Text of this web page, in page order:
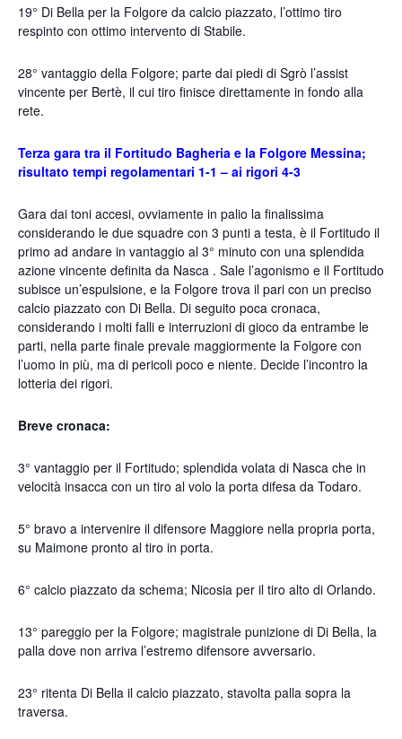
19° Di Bella per la Folgore da calcio piazzato, l’ottimo tiro
respinto con ottimo intervento di Stabile.
28° vantaggio della Folgore; parte dai piedi di Sgrò l’assist
vincente per Bertè, il cui tiro finisce direttamente in fondo alla
rete.
Terza gara tra il Fortitudo Bagheria e la Folgore Messina;
risultato tempi regolamentari 1-1 – ai rigori 4-3
Gara dai toni accesi, ovviamente in palio la finalissima
considerando le due squadre con 3 punti a testa, è il Fortitudo il
primo ad andare in vantaggio al 3° minuto con una splendida
azione vincente definita da Nasca . Sale l’agonismo e il Fortitudo
subisce un’espulsione, e la Folgore trova il pari con un preciso
calcio piazzato con Di Bella. Di seguito poca cronaca,
considerando i molti falli e interruzioni di gioco da entrambe le
parti, nella parte finale prevale maggiormente la Folgore con
l’uomo in più, ma di pericoli poco e niente. Decide l’incontro la
lotteria dei rigori.
Breve cronaca:
3° vantaggio per il Fortitudo; splendida volata di Nasca che in
velocità insacca con un tiro al volo la porta difesa da Todaro.
5° bravo a intervenire il difensore Maggiore nella propria porta,
su Maimone pronto al tiro in porta.
6° calcio piazzato da schema; Nicosia per il tiro alto di Orlando.
13° pareggio per la Folgore; magistrale punizione di Di Bella, la
palla dove non arriva l’estremo difensore avversario.
23° ritenta Di Bella il calcio piazzato, stavolta palla sopra la
traversa.